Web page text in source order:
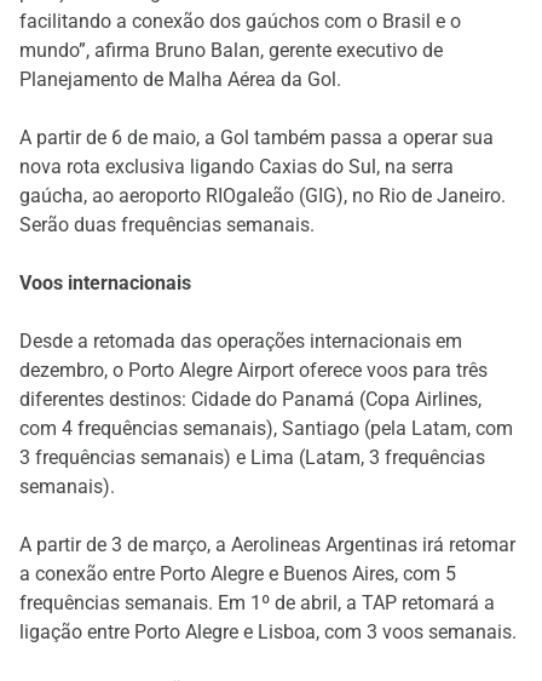
facilitando a conexão dos gaúchos com o Brasil e o
mundo”, afirma Bruno Balan, gerente executivo de
Planejamento de Malha Aérea da Gol.
A partir de 6 de maio, a Gol também passa a operar sua
nova rota exclusiva ligando Caxias do Sul, na serra
gaúcha, ao aeroporto RIOgaleão (GIG), no Rio de Janeiro.
Serão duas frequências semanais.
Voos internacionais
Desde a retomada das operações internacionais em
dezembro, o Porto Alegre Airport oferece voos para três
diferentes destinos: Cidade do Panamá (Copa Airlines,
com 4 frequências semanais), Santiago (pela Latam, com
3 frequências semanais) e Lima (Latam, 3 frequências
semanais).
A partir de 3 de março, a Aerolineas Argentinas irá retomar
a conexão entre Porto Alegre e Buenos Aires, com 5
frequências semanais. Em 1º de abril, a TAP retomará a
ligação entre Porto Alegre e Lisboa, com 3 voos semanais.